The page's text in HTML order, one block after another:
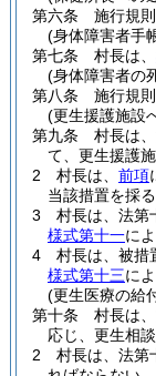
第六条
施行規
(身体障害者手
第七条
村長は、
(身体障害者の
第八条
施行規
(更生援護施設
第九条
村長は
て、更生援護
2
村長は、 前項
当該措置を採
3
村長は、法第
様式第十一に
4
村長は、被措
様式第十三に
(更生医療の給
第十条
村長は
応じ、更生相
2
村長は、法第